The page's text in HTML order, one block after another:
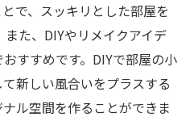
で、スッキリとした部屋を
た、DIYやリメイクアイデ
すすめです。DIYで部屋の小
新しい風合いをプラスする
ル空間を作ることができま